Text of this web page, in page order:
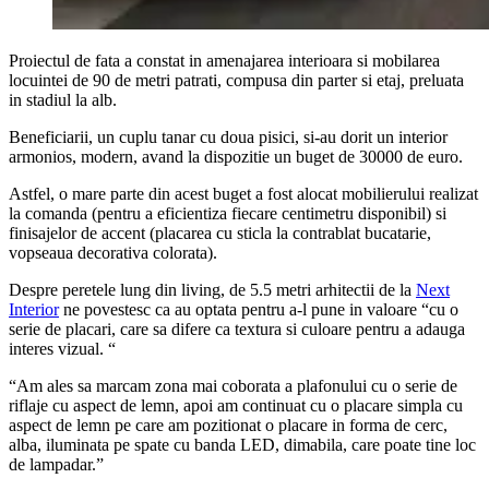
Proiectul de fata a constat in amenajarea interioara si mobilarea
locuintei de 90 de metri patrati, compusa din parter si etaj, preluata
in stadiul la alb.
Beneficiarii, un cuplu tanar cu doua pisici, si-au dorit un interior
armonios, modern, avand la dispozitie un buget de 30000 de euro.
Astfel, o mare parte din acest buget a fost alocat mobilierului realizat
la comanda (pentru a eficientiza fiecare centimetru disponibil) si
finisajelor de accent (placarea cu sticla la contrablat bucatarie,
vopseaua decorativa colorata).
Despre peretele lung din living, de 5.5 metri arhitectii de la Next
Interiorne povestesc ca au optata pentru a-l pune in valoare “cu o
serie de placari, care sa difere ca textura si culoare pentru a adauga
interes vizual. “
“Am ales sa marcam zona mai coborata a plafonului cu o serie de
riflaje cu aspect de lemn, apoi am continuat cu o placare simpla cu
aspect de lemn pe care am pozitionat o placare in forma de cerc,
alba, iluminata pe spate cu banda LED, dimabila, care poate tine loc
de lampadar.”